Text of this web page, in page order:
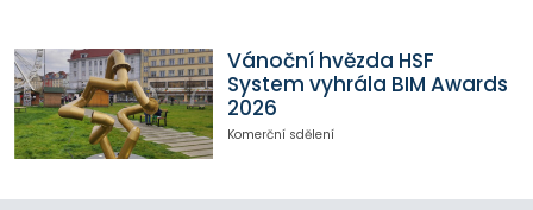
Vánoční hvězda HSF
System vyhrála BIM Awards
2026
Komerční sdělení